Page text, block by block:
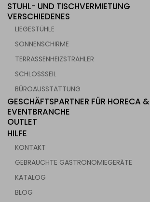
STUHL- UND TISCHVERMIETUNG
VERSCHIEDENES
LIEGESTÜHLE
SONNENSCHIRME
TERRASSENHEIZSTRAHLER
SCHLOSSSEIL
BÜROAUSSTATTUNG
GESCHÄFTSPARTNER FÜR HORECA &
EVENTBRANCHE
OUTLET
HILFE
KONTAKT
GEBRAUCHTE GASTRONOMIEGERÄTE
KATALOG
BLOG